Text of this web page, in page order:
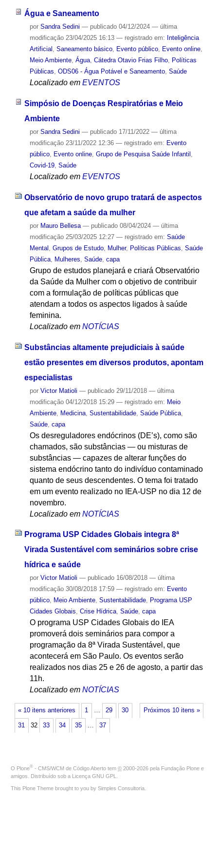
Água e Saneamento
por Sandra Sedini — publicado04/12/2024 — última
modificação23/04/2025 16:13 — registrado em: Inteligência
Artificial , Saneamento básico, Evento público, Evento online,
Meio Ambiente, Água, Cátedra Otavio Frias Filho, Políticas
Públicas, ODS06 - Água Potável e Saneamento, Saúde
Localizado em EVENTOS
Simpósio de Doenças Respiratórias e Meio
Ambiente
por Sandra Sedini — publicado17/11/2022 — última
modificação23/11/2022 12:36 — registrado em: Evento
público, Evento online, Grupo de Pesquisa Saúde Infantil ,
Covid-19, Saúde
Localizado em EVENTOS
Observatório de novo grupo tratará de aspectos
que afetam a saúde da mulher
por Mauro Bellesa — publicado08/04/2024 — última
modificação25/03/2025 12:27 — registrado em: Saúde
Mental
Grupos de Estudo, Mulher, Políticas Públicas Saúde
Pública, Mulheres Saúde, capa
Grupo de estudos planejará e criará Observatório
da Saúde da Mulher com o objetivo de contribuir
com a formulação de políticas públicas que
atendam a todos os aspectos ligados à saúde
feminina.
Localizado em NOTÍCIAS
Substâncias altamente prejudiciais à saúde
estão presentes em diversos produtos, apontam
especialistas
por Victor Matioli — publicado29/11/2018 — última
modificação04/12/2018 15:29 — registrado em: Meio
Ambiente, Medicina, Sustentabilidade, Saúde Pública,
Saúde, capa
Os desreguladores endócrinos (DE’s), como são
chamados, são substâncias — ou misturas de
substâncias — capazes de alterar funções do
sistema endócrino tanto do indivíduo contaminado
quanto de seus descendentes. O tema foi tratado
em um evento realizado no IEA-USP no dia 12 de
novembro.
Localizado em NOTÍCIAS
Programa USP Cidades Globais integra 8ª
Virada Sustentável com seminários sobre crise
hídrica e saúde
por Victor Matioli — publicado16/08/2018 — última
modificação30/08/2018 17:59 — registrado em: Evento
público, Meio Ambiente, Sustentabilidade, Programa USP
Cidades Globais, Crise Hídrica, Saúde, capa
O programa USP Cidades Globais do IEA
promoverá dois seminários para compor a
programação da 8ª Virada Sustentável, que
acontecerá em São Paulo. Os eventos serão
realizados nos dias 25 e 26 de agosto, a partir das
11h.
Localizado em NOTÍCIAS
« 10 itens anteriores Próximos 10 itens »
1 … 29 30
31 32 33 34 35 … 37
O Plone® - CMS/WCM de Código Aberto tem © 2000-2026 pela Fundação Plone e
amigos. Distribuído sob a Licença GNU GPL
This Plone Theme brought to you by Simples Consultoria